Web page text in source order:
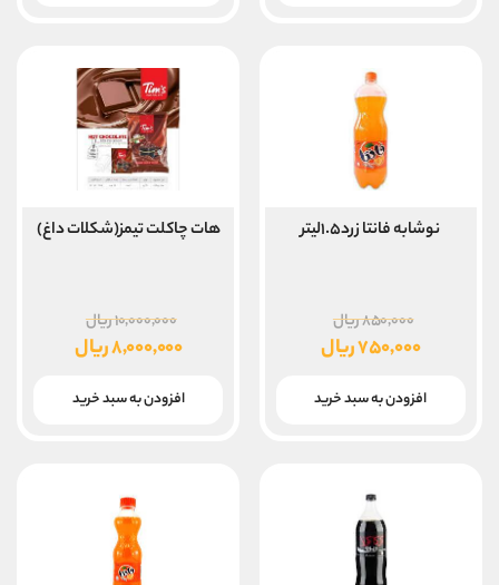
نوشابه فانتا زرد۱.۵لیتر
۸۵۰,۰۰۰ریال
اصلی
بود.
۷۵۰,۰۰۰ریال
فعلی
افزودن به سبد خرید
هات چاکلت تیمز(شکلات داغ)
۱۰,۰۰۰,۰۰۰ریال
اصلی
بود.
۸,۰۰۰,۰۰۰ریال
فعلی
افزودن به سبد خرید